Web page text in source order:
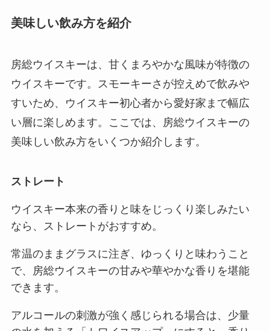
美味しい飲み方を紹介
房総ウイスキーは、甘くまろやかな風味が特徴の
ウイスキーです。スモーキーさが控えめで飲みや
すいため、ウイスキー初心者から愛好家まで幅広
い層に楽しめます。ここでは、房総ウイスキーの
美味しい飲み方をいくつか紹介します。
ストレート
ウイスキー本来の香りと味をじっくり楽しみたい
なら、ストレートがおすすめ。
常温のままグラスに注ぎ、ゆっくりと味わうこと
で、房総ウイスキーの甘みや華やかな香りを堪能
できます。
アルコールの刺激が強く感じられる場合は、少量